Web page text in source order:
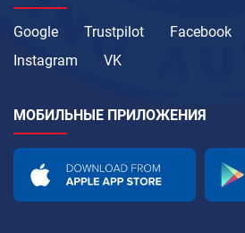
Google Trustpilot Facebook
Instagram
VK
МОБИЛЬНЫЕ ПРИЛОЖЕНИЯ